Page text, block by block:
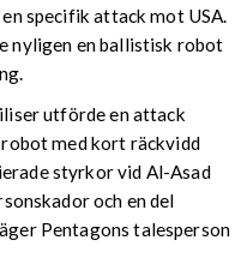
specifik attack mot USA.
nyligen en ballistisk robot
utförde en attack
med kort räckvidd
styrkor vid Al-Asad
och en del
Pentagons talesperson